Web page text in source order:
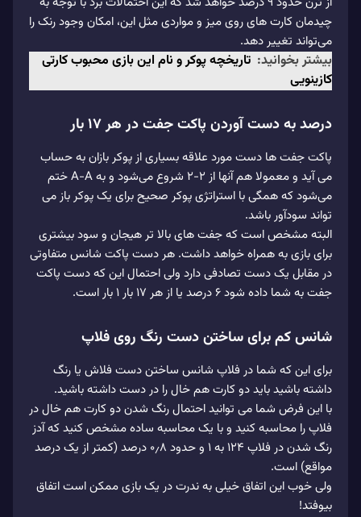
چیدمان کارت های روی میز و مواردی مثل این، امکان وجود رنک را
می‌تواند تغییر دهد.
بیشتر بخوانید: تاریخچه پوکر و نام این بازی محبوب کارتی
کازینویی
درصد به دست آوردن پاکت جفت در هر 17 بار
پاکت جفت‌ ها دست مورد علاقه بسیاری از پوکر بازان به حساب
می آید و معمولا هم آنها از ۲-۲ شروع می‌شود و به A-A ختم
می‌شود که همگی با استراتژی پوکر صحیح برای یک پوکر باز می
تواند سودآور باشد.
البته مشخص است که جفت‌ های بالا تر هیجان و سود بیشتری
برای بازی به همراه خواهد داشت. هر دست پاکت شانس متفاوتی
در مقابل یک دست تصادفی دارد ولی احتمال این که دست پاکت
جفت به شما داده شود ۶ درصد یا از هر ۱۷ بار ۱ بار است.
شانس کم برای ساختن دست رنگ روی فلاپ
برای این که شما در فلاپ شانس ساختن دست فلاش یا رنگ
داشته باشید باید دو کارت هم خال را در دست داشته باشید.
با این فرض شما می توانید احتمال رنگ شدن دو کارت هم خال در
فلاپ را محاسبه کنید و با یک محاسبه ساده مشخص کنید که آدز
رنگ شدن در فلاپ ۱۲۴ به ۱ و حدود ۰٫۸ درصد (کمتر از یک درصد
مواقع) است.
ولی خوب این اتفاق خیلی به ندرت در یک بازی ممکن است اتفاق
بیوفتد!